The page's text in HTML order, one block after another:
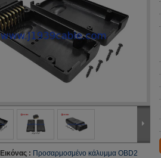
: Προσαρμοσμένο κάλυμμα OBD2